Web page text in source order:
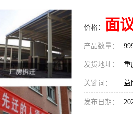
价格： 面
产品数量：
发货地址： 重
关键词： 益
发布日期：